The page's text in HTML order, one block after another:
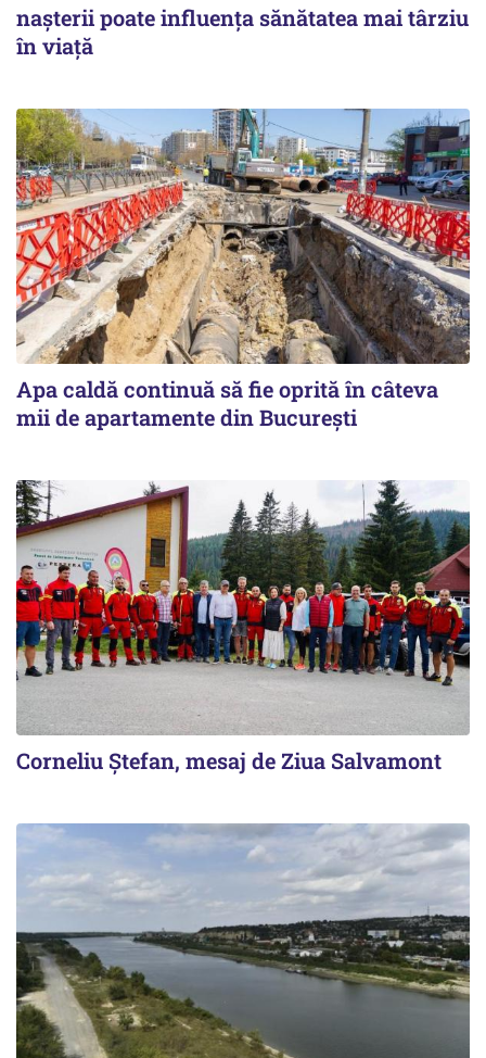
nașterii poate influența sănătatea mai târziu
în viață
Apa caldă continuă să fie oprită în câteva
mii de apartamente din București
Corneliu Ștefan, mesaj de Ziua Salvamont